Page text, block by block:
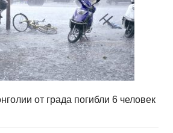
от града погибли 6 человек